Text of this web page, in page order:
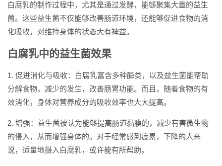
白腐乳的制作过程中，尤其是通过发酵，能够聚集大量的益生
菌。这些益生菌不仅能够改善肠道环境，还能够促进食物的消
化吸收，对维持身体的状态大有裨益。
白腐乳中的益生菌效果
1. 促进消化与吸收：白腐乳富含多种酶类，以及益生菌能帮助
分解食物，减少的发生，改善肠胃功能。而且，随着食物的有
效消化，身体对营养成分的吸收效率也大大提高。
2. 增强：益生菌被认为能够提高肠道黏膜的，减少有害微生物
的侵入，从而增强身体的。对于经常感到疲累，下降的人来
说，适量地摄入白腐乳，或许能有所帮助。